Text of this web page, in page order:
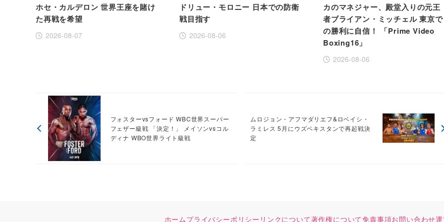
ホセ・カルデロン 世界王座を賭け
た再戦を希望
2026-08-07
ドリュー・モロニー 日本での防衛
戦目指す
2026-08-06
カのマネジャー、殿堂入りの元王
者ブライアン・ミッチェル 東京で
の勝利に自信！ 「Prime Video
Boxing16」
2026-08-06
フォスターvsフォード WBC世界スーパー
フェザー級戦 「決定！」 メイソンvsコル
ディナ WBO世界ライト級戦
ムロジョン・アフマダリエフ&ロベイシ・
ラミレス 5月にウズベキスタンで再起戦決
定
ホーム プライバシーポリシー リンクについて著作権について免責事項お問い合わせ